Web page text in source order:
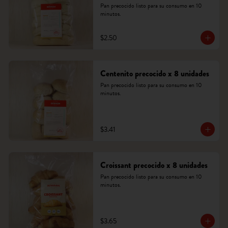
Pan precocido listo para su consumo en 10
minutos.
$2.50
Centenito precocido x 8 unidades
Pan precocido listo para su consumo en 10
minutos.
$3.41
Croissant precocido x 8 unidades
Pan precocido listo para su consumo en 10
minutos.
$3.65